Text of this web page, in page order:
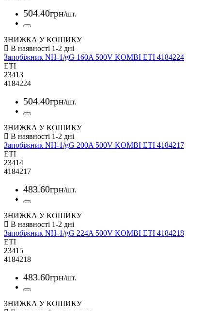
504.40грн/шт.
ЗНИЖКА У КОШИКУ
Запобіжник NH-1/gG 160A 500V KOMBI ETI 4184224
ETI
23413
4184224
504.40грн/шт.
ЗНИЖКА У КОШИКУ
Запобіжник NH-1/gG 200A 500V KOMBI ETI 4184217
ETI
23414
4184217
483.60грн/шт.
ЗНИЖКА У КОШИКУ
Запобіжник NH-1/gG 224A 500V KOMBI ETI 4184218
ETI
23415
4184218
483.60грн/шт.
ЗНИЖКА У КОШИКУ